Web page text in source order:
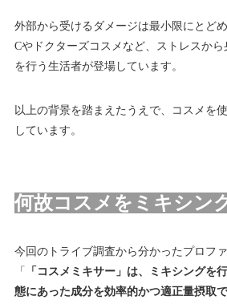
外部から受けるダメージは最小限にとど
Cやドクターズコスメなど、ストレスか
を行う生活者が登場しています。
以上の背景を踏まえたうえで、コスメを
しています。
何故コスメをミキシン
今回のトライブ調査から分かったプロフ
「
「コスメミキサー」は、ミキシングを
態にあった成分を効率的かつ適正量摂取